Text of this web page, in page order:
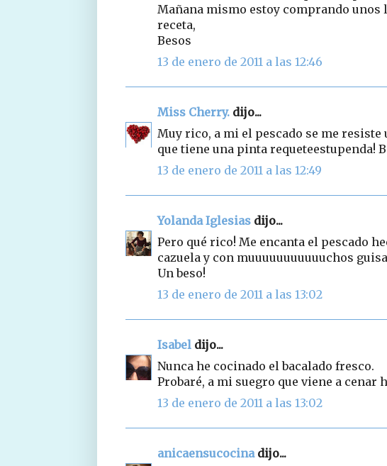
Mañana mismo estoy comprando unos
receta,
Besos
13 de enero de 2011 a las 12:46
Miss Cherry. dijo...
Muy rico, a mi el pescado se me
que tiene una pinta requeteestupenda!
13 de enero de 2011 a las 12:49
Yolanda Iglesias dijo...
Pero qué rico! Me encanta el pescado
cazuela y con muuuuuuuuuuuchos
Un beso!
13 de enero de 2011 a las 13:02
Isabel dijo...
Nunca he cocinado el bacalado fresco.
Probaré, a mi suegro que viene a cenar
13 de enero de 2011 a las 13:02
anicaensucocinadijo...